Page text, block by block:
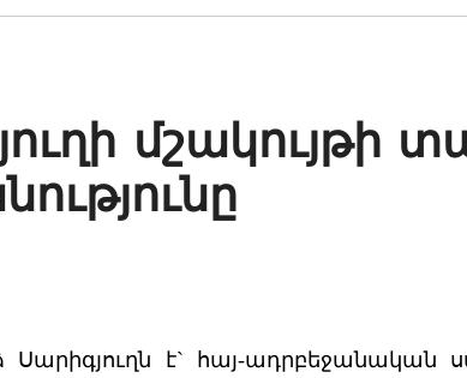
մշակույթի
է` հայ-ադրբեջանական